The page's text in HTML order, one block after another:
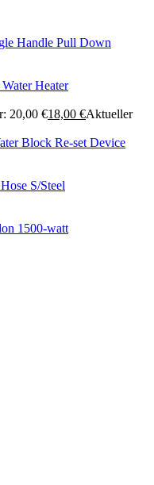
Handle Pull Down
Heater
20,00 €18,00 €Aktueller
Block Re-set Device
S/Steel
1500-watt